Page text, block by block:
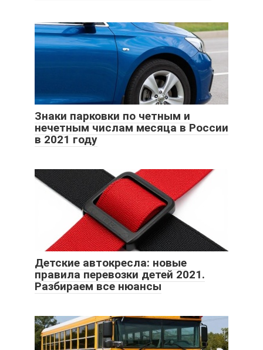
Знаки парковки по четным и
нечетным числам месяца в России
в 2021 году
Детские автокресла: новые
правила перевозки детей 2021.
Разбираем все нюансы